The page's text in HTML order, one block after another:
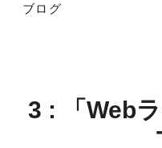
ブログ
3 : 「Web